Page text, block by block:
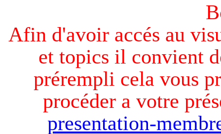
Afin d'avoir accés au
et topics il convient
prérempli cela vous
procéder a votre
presentation-